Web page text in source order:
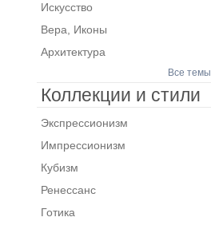
Искусство
Вера, Иконы
Архитектура
Все темы
Коллекции и стили
Экспрессионизм
Импрессионизм
Кубизм
Ренессанс
Готика